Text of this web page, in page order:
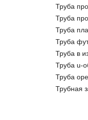
Труба
Труба
Труба
Труба
Труба в
Труба u-
Труба
Трубная